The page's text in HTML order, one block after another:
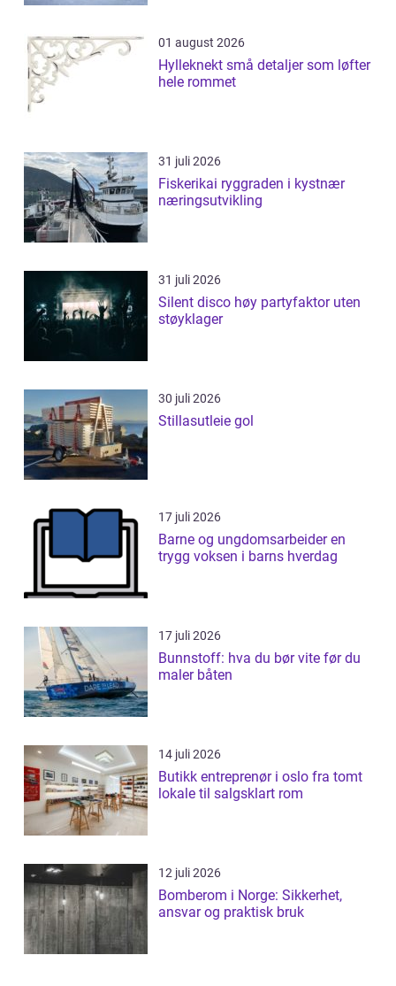
01 august 2026
Hylleknekt små detaljer som løfter
hele rommet
31 juli 2026
Fiskerikai ryggraden i kystnær
næringsutvikling
31 juli 2026
Silent disco høy partyfaktor uten
støyklager
30 juli 2026
Stillasutleie gol
17 juli 2026
Barne og ungdomsarbeider en
trygg voksen i barns hverdag
17 juli 2026
Bunnstoff: hva du bør vite før du
maler båten
14 juli 2026
Butikk entreprenør i oslo fra tomt
lokale til salgsklart rom
12 juli 2026
Bomberom i Norge: Sikkerhet,
ansvar og praktisk bruk